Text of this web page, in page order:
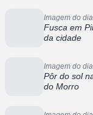
Imagem do dia
Fusca em
da cidade
Imagem do dia
Pôr do sol
do Morro